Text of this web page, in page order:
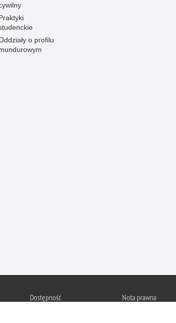
o profilu
Dostępność
Nota prawna